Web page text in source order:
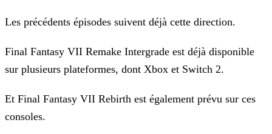
Les précédents épisodes suivent déjà cette direction.
Final Fantasy VII Remake Intergrade est déjà disponible
sur plusieurs plateformes, dont Xbox et Switch 2.
Et Final Fantasy VII Rebirth est également prévu sur ces
consoles.